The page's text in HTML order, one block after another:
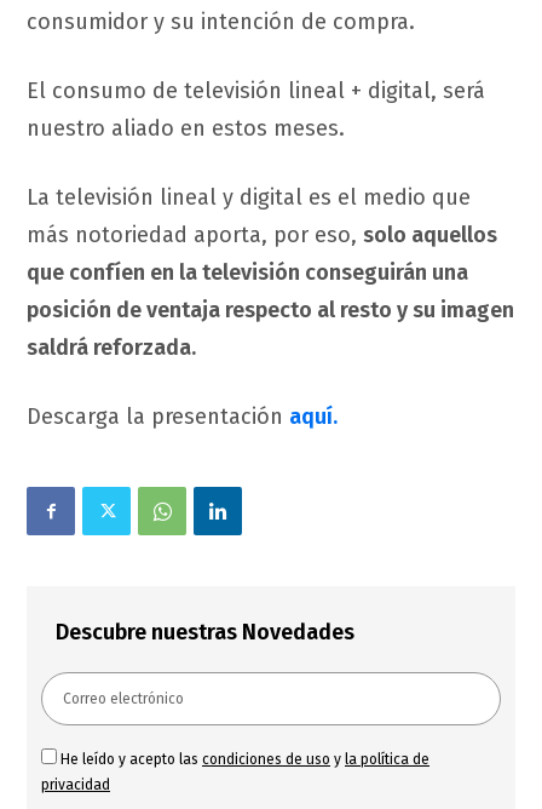
consumidor y su intención de compra.
El consumo de televisión lineal + digital, será
nuestro aliado en estos meses.
La televisión lineal y digital es el medio que
más notoriedad aporta, por eso, solo aquellos
que confíen en la televisión conseguirán una
posición de ventaja respecto al resto y su imagen
saldrá reforzada.
Descarga la presentación aquí.
Descubre nuestras Novedades
He leído y acepto las condiciones de uso y la política de
privacidad